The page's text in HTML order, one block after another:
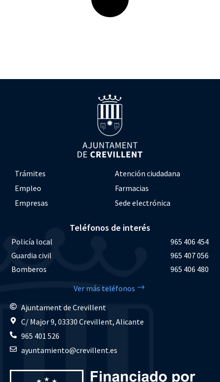
Trámites
Atención ciudadana
Empleo
Farmacias
Empresas
Sede electrónica
Teléfonos de interés
Policía local
965 406 454
Guardia civil
965 407 056
Bomberos
965 406 480
Ver más teléfonos
Ajuntament de Crevillent
C/ Major 9, 03330 Crevillent, Alicante
965 401 526
ayuntamiento@crevillent.es